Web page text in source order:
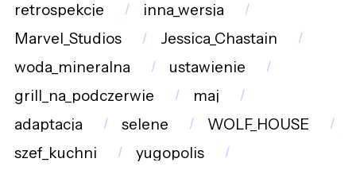
retrospekcje
inna_wersja
Marvel_Studios
Jessica_Chastain
woda_mineralna
ustawienie
grill_na_podczerwie
maj
adaptacja
selene
WOLF_HOUSE
szef_kuchni
yugopolis